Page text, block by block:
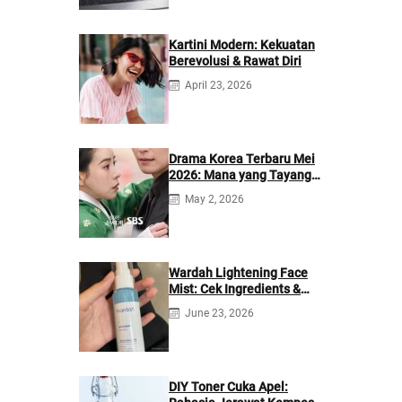
Kartini Modern: Kekuatan
Berevolusi & Rawat Diri
April 23, 2026
Drama Korea Terbaru Mei
2026: Mana yang Tayang
di Netflix?
May 2, 2026
Wardah Lightening Face
Mist: Cek Ingredients &
Manfaatnya
June 23, 2026
DIY Toner Cuka Apel: